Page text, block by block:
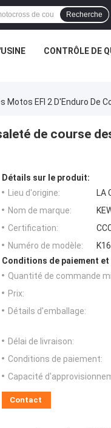
Recherche
CONTRÔLE DE
Motos EFI 2 D'Enduro De
de course
Détails sur le produit:
Lieu d'origine:
LA
Nom de marque:
Certification:
Numéro de modèle:
Conditions de paiement
Quantité de commande
Prix:
Détails d'emballage:
Délai de livraison:
Conditions de paiement:
Capacité
Contact